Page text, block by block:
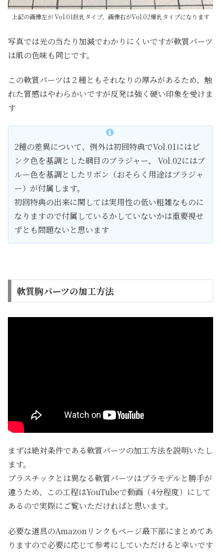
上記の画像左が Vol.01巨乳タイプ、画像右がVol.02爆乳タイプになります
写真では光の当たり加減でわかりにくいですが軟質パーツ
は肌の色味も同じです。
この軟質パーツは２種ともそれなりの厚みがあるため、触
れた質感はやわらかいですが反発は強く硬い印象を受けま
す
2種の差異について、例外は初回特典でVol.01にはピ
ンク色を基調とした網目のブラジャー、 Vol.02にはブ
ルー色を基調としたリボン（おそらく用途はブラジャ
ー）が付属します。
初回特典の出来に関しては実用性の低い粗雑なものに
なりますので付属しているかしていないかは重要視せ
ずとも問題ないと思います
軟質胸パーツの加工方法
まずは絶対条件である軟質パーツの加工方法を説明いたし
ます。
プラスチックとは異なる軟質パーツはプラモデルと勝手が
違うため、この工程はYouTubeで動画（4分程度）にして
あるので実際にご覧いただければと思います。
必要な道具のAmazonリンクもページ最下部にまとめてあ
りますので必要に応じて参考にしていただけると幸いです